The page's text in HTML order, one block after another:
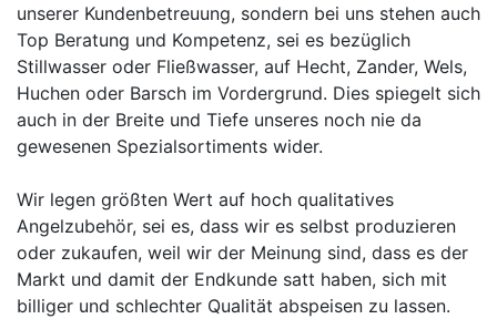
unserer Kundenbetreuung, sondern bei uns stehen auch
Top Beratung und Kompetenz, sei es bezüglich
Stillwasser oder Fließwasser, auf Hecht, Zander, Wels,
Huchen oder Barsch im Vordergrund. Dies spiegelt sich
auch in der Breite und Tiefe unseres noch nie da
gewesenen Spezialsortiments wider.
Wir legen größten Wert auf hoch qualitatives
Angelzubehör, sei es, dass wir es selbst produzieren
oder zukaufen, weil wir der Meinung sind, dass es der
Markt und damit der Endkunde satt haben, sich mit
billiger und schlechter Qualität abspeisen zu lassen.